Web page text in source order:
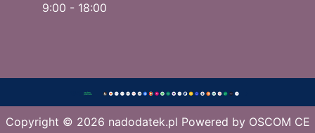
9:00 - 18:00
Copyright © 2026 nadodatek.pl Powered by OSCOM CE